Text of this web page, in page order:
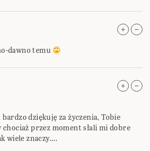
dawno temu
dziękuję za życzenia, Tobie
przez moment słali mi dobre
wiele znaczy….